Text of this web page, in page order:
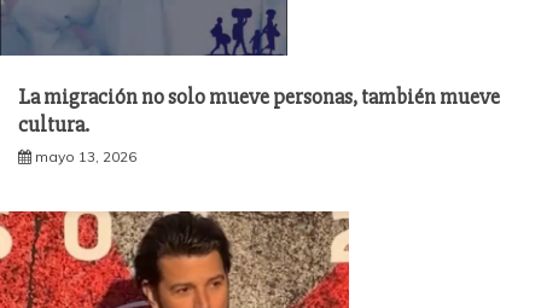
La migración no solo mueve personas, también mueve
cultura.
mayo 13, 2026